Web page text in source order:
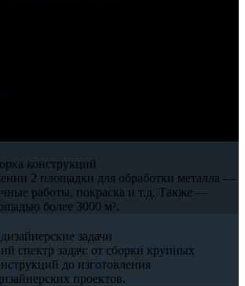
конструкций
2 площадки для обработки металла —
работы, покраска и т.д. Также —
более 3000 м².
задачи
спектр задач: от сборки крупных
до изготовления
проектов.